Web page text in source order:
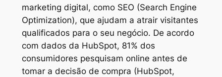
marketing digital, como SEO (Search Engine
Optimization), que ajudam a atrair visitantes
qualificados para o seu negócio. De acordo
com dados da HubSpot, 81% dos
consumidores pesquisam online antes de
tomar a decisão de compra (HubSpot,